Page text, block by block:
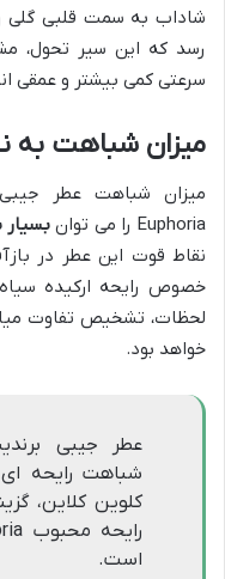
شاداب به سمت قلبی گلی
رسد که این سیر تحول،
سرعتی کمی بیشتر و عمقی
میزان شباهت به
Euphoria را می توان
بسیار
نقاط قوت این عطر در
خصوص رایحه ارکیده
لحظات، تشخیص تفاوت
خواهد بود.
شباهت رایحه
کلوین کلاین،
است.